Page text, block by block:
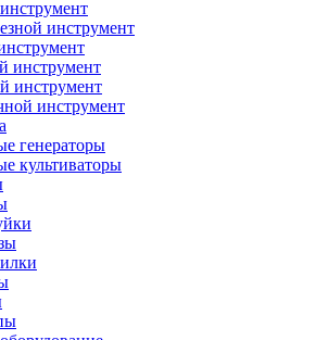
инструмент
инструмент
инструмент
инструмент
генераторы
культиваторы